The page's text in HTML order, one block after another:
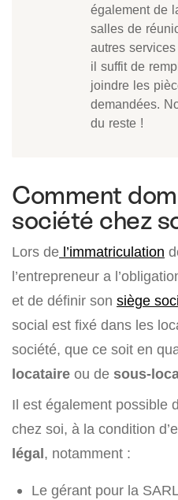
également de
salles de
autres
il suffit de
joindre les
demandées.
du reste !
Comment
société chez
Lors de l’immatriculation
l’entrepreneur a
et de définir son siège
social est fixé dans les
société, que ce soit en
locataire ou de sous-
Il est également possible
chez soi, à la condition
légal, notamment :
Le gérant pour la